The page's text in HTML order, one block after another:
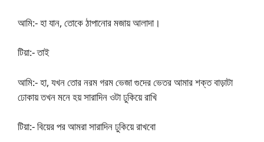
আমি:- হা যান, তোকে ঠাপানোর মজায় আলাদা।
টিয়া:- তাই
আমি:- হা, যখন তোর নরম গরম ভেজা গুদের ভেতর আমার শক্ত বাড়াটা
ঢোকায় তখন মনে হয় সারাদিন ওটা ঢুকিয়ে রাখি
টিয়া:- বিয়ের পর আমরা সারাদিন ঢুকিয়ে রাখবো